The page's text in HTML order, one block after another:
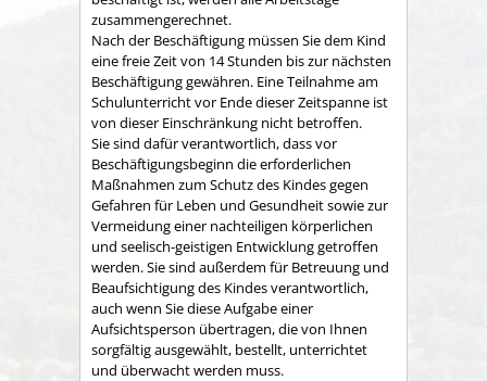
zusammengerechnet.
Nach der Beschäftigung müssen Sie dem Kind
eine freie Zeit von 14 Stunden bis zur nächsten
Beschäftigung gewähren. Eine Teilnahme am
Schulunterricht vor Ende dieser Zeitspanne ist
von dieser Einschränkung nicht betroffen.
Sie sind dafür verantwortlich, dass vor
Beschäftigungsbeginn die erforderlichen
Maßnahmen zum Schutz des Kindes gegen
Gefahren für Leben und Gesundheit sowie zur
Vermeidung einer nachteiligen körperlichen
und seelisch-geistigen Entwicklung getroffen
werden. Sie sind außerdem für Betreuung und
Beaufsichtigung des Kindes verantwortlich,
auch wenn Sie diese Aufgabe einer
Aufsichtsperson übertragen, die von Ihnen
sorgfältig ausgewählt, bestellt, unterrichtet
und überwacht werden muss.